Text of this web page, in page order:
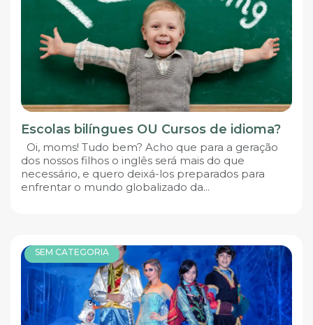
Escolas bilíngues OU Cursos de idioma?
Oi, moms! Tudo bem? Acho que para a geração
dos nossos filhos o inglês será mais do que
necessário, e quero deixá-los preparados para
enfrentar o mundo globalizado da...
SEM CATEGORIA